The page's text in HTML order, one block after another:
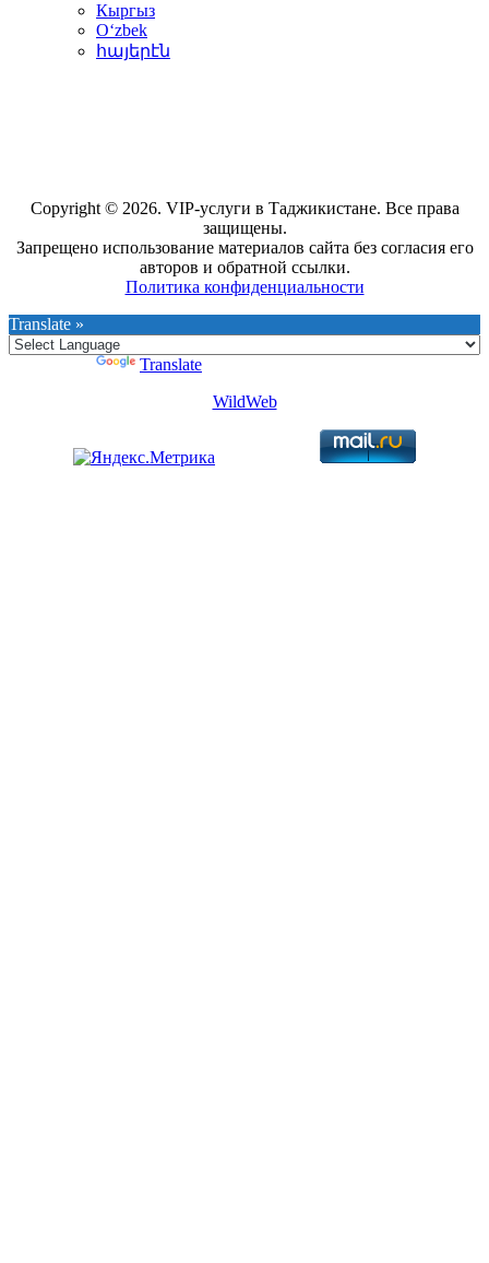
Кыргыз
Oʻzbek
հայերէն
Copyright © 2026. VIP-услуги в Таджикистане. Все права
защищены.
Запрещено использование материалов сайта без согласия его
авторов и обратной ссылки.
Политика конфиденциальности
Translate »
Translate
WildWeb